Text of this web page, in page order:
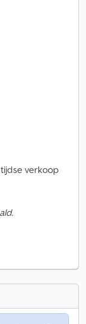
verkoop